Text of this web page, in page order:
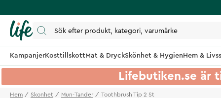
KampanjerKosttillskottMat & DryckSkönhet & HygienHem &
Lifebutiken.se är
Hem Skonhet Mun-Tander Toothbrush Tip 2 St